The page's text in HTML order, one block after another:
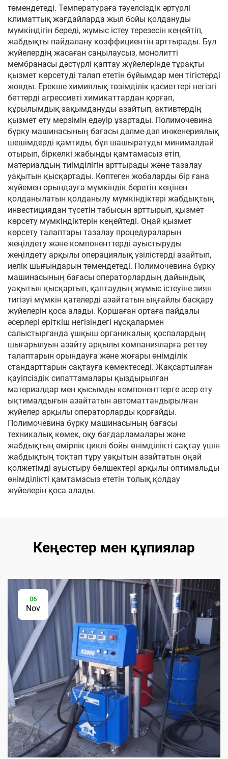
төмендетеді. Температураға тәуелсіздік әртүрлі
климаттық жағдайларда жыл бойы қолдануды
мүмкіндігін береді, жұмыс істеу терезесін кеңейтіп,
жабдықты пайдалану коэффициентін арттырады. Бұл
жүйелердің жасаған саңылаусыз, монолитті
мембранасы дәстүрлі қаптау жүйелерінде тұрақты
қызмет көрсетуді талап ететін бұйымдар мен тігістерді
жояды. Ерекше химиялық төзімділік қасиеттері негізгі
беттерді агрессивті химикаттардан қорғап,
құрылымдық зақымдануды азайтып, активтердің
қызмет ету мерзімін едәуір ұзартады. Полимочевина
бүрку машинасының бағасы дәлме-дәл инженериялық
шешімдерді қамтиды, бұл шашыратуды минималдай
отырып, біркелкі жабынды қамтамасыз етіп,
материалдың тиімділігін арттырады және тазалау
уақытын қысқартады. Көптеген жобаларды бір ғана
жүйемен орындауға мүмкіндік беретін кеңінен
қолданылатын қолданылу мүмкіндіктері жабдықтың
инвестициядан түсетін табысын арттырып, қызмет
көрсету мүмкіндіктерін кеңейтеді. Оңай қызмет
көрсету талаптары тазалау процедураларын
жеңілдету және компоненттерді ауыстыруды
жеңілдету арқылы операциялық үзілістерді азайтып,
иелік шығындарын төмендетеді. Полимочевина бүрку
машинасының бағасы операторлардың дайындық
уақытын қысқартып, қаптаудың жұмыс істеуіне зиян
тигізуі мүмкін қателерді азайтатын ыңғайлы басқару
жүйелерін қоса алады. Қоршаған ортаға пайдалы
әсерлері еріткіш негізіндегі нұсқалармен
салыстырғанда ұшқыш органикалық қоспалардың
шығарылуын азайту арқылы компанияларға реттеу
талаптарын орындауға және жоғары өнімділік
стандарттарын сақтауға көмектеседі. Жақсартылған
қауіпсіздік сипаттамалары қыздырылған
материалдар мен қысымды компоненттерге әсер ету
ықтималдығын азайтатын автоматтандырылған
жүйелер арқылы операторларды қорғайды.
Полимочевина бүрку машинасының бағасы
техникалық көмек, оқу бағдарламалары және
жабдықтың өмірлік циклі бойы өнімділікті сақтау үшін
жабдықтың тоқтап тұру уақытын азайтатын оңай
қолжетімді ауыстыру бөлшектері арқылы оптимальды
өнімділікті қамтамасыз ететін толық қолдау
жүйелерін қоса алады.
Кеңестер мен құпиялар
06
Nov